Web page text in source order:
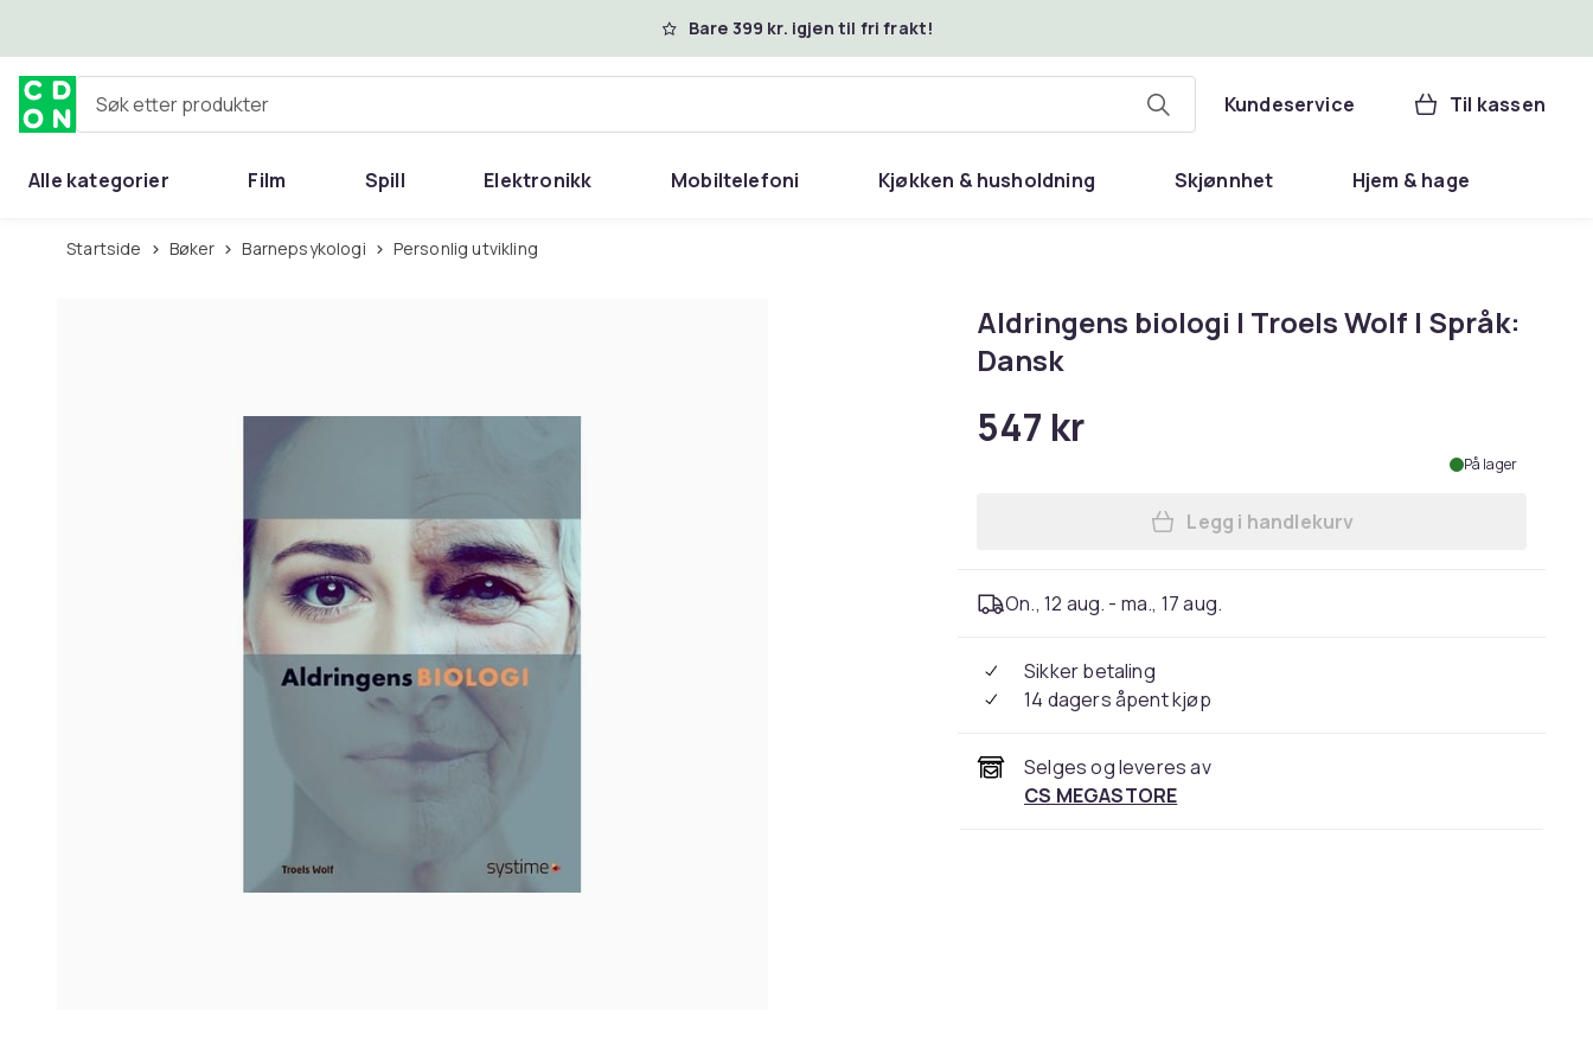
Bare 399 kr. igjen til fri frakt!
Søk etter produkter Kundeservice Til kassen
Alle kategorier Film Spill Elektronikk Mobiltelefoni Kjøkken & husholdning Skjønnhet Hjem & hage
Startside Bøker Barnepsykologi Personlig utvikling
Aldringens biologi | Troels Wolf | Språk:
Dansk
547 kr
På lager
Legg Aldringens biologi | Troels
Legg i handlekurv
On., 12 aug. - ma., 17 aug.
Sikker betaling
14 dagers åpent kjøp
Selges og leveres av
CS MEGASTORE